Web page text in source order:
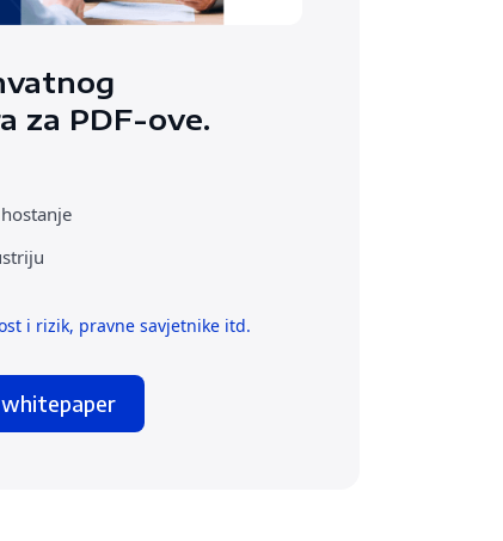
za PDF-ove.
i rizik, pravne savjetnike itd.